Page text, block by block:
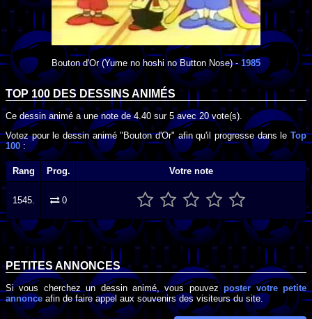
Bouton d'Or(Yume no hoshi no Button Nose) -1985
TOP 100 DES DESSINS ANIMÉS
Ce dessin animé a une note de4.40 sur 5avec 20vote(s).
Votez pour le dessin animé "Bouton d'Or" afin qu'il progresse dans le Top
100:
Rang Prog. Votre note
1545. 0
PETITES ANNONCES
Si vous cherchez un dessin animé, vous pouvezposter votre petite
annonce afin de faire appel aux souvenirs des visiteurs du site.